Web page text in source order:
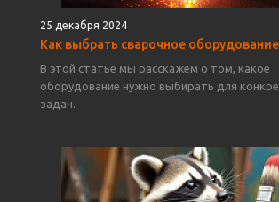
25 декабря 2024
Как выбрать сварочное оборудование
В этой статье мы расскажем о том, какое
оборудование нужно выбирать для
задач.